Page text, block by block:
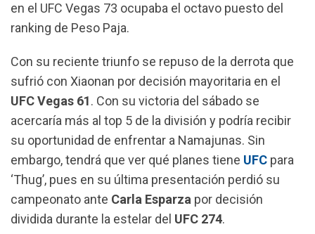
en el UFC Vegas 73 ocupaba el octavo puesto del
ranking de Peso Paja.
Con su reciente triunfo se repuso de la derrota que
sufrió con Xiaonan por decisión mayoritaria en el
UFC Vegas 61. Con su victoria del sábado se
acercaría más al top 5 de la división y podría recibir
su oportunidad de enfrentar a Namajunas. Sin
embargo, tendrá que ver qué planes tiene UFC para
‘Thug’, pues en su última presentación perdió su
campeonato ante Carla Esparza por decisión
dividida durante la estelar del UFC 274.